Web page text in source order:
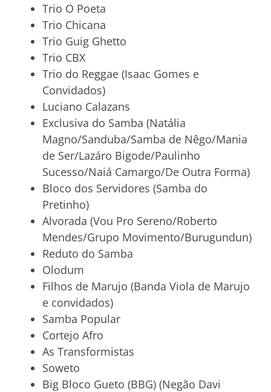
Trio O Poeta
Trio Chicana
Trio Guig Ghetto
Trio CBX
Trio do Reggae (Isaac Gomes e
Convidados)
Luciano Calazans
Exclusiva do Samba (Natália
Magno/Sanduba/Samba de Nêgo/Mania
de Ser/Lazáro Bigode/Paulinho
Sucesso/Naiá Camargo/De Outra Forma)
Bloco dos Servidores (Samba do
Pretinho)
Alvorada (Vou Pro Sereno/Roberto
Mendes/Grupo Movimento/Burugundun)
Reduto do Samba
Olodum
Filhos de Marujo (Banda Viola de Marujo
e convidados)
Samba Popular
Cortejo Afro
As Transformistas
Soweto
Big Bloco Gueto (BBG) (Negão Davi